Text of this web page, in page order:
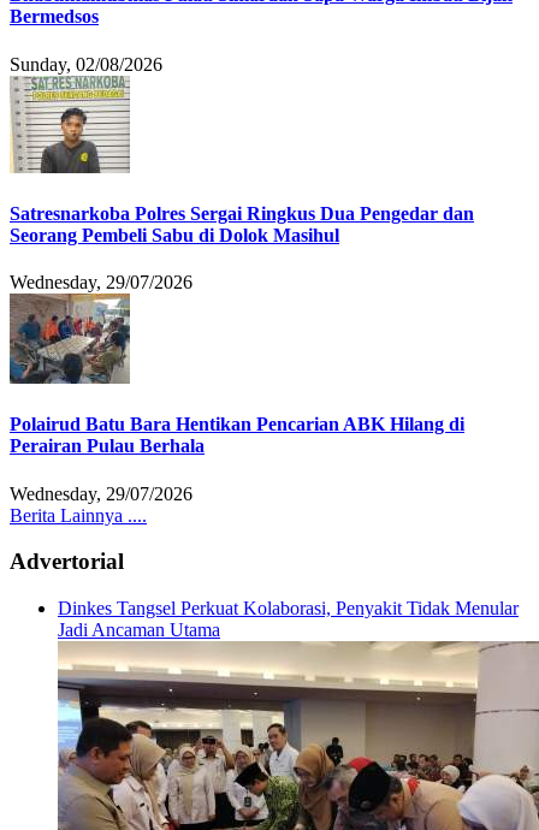
Bermedsos
Sunday, 02/08/2026
Satresnarkoba Polres Sergai Ringkus Dua Pengedar dan
Seorang Pembeli Sabu di Dolok Masihul
Wednesday, 29/07/2026
Polairud Batu Bara Hentikan Pencarian ABK Hilang di
Perairan Pulau Berhala
Wednesday, 29/07/2026
Berita Lainnya ....
Advertorial
Dinkes Tangsel Perkuat Kolaborasi, Penyakit Tidak Menular
Jadi Ancaman Utama